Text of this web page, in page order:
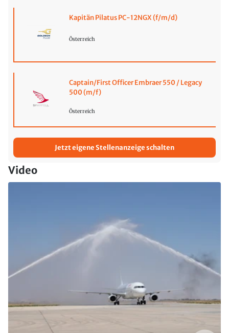
Kapitän Pilatus PC-12NGX (f/m/d)
Österreich
Captain/First Officer Embraer 550 / Legacy
500 (m/f)
Österreich
Jetzt eigene Stellenanzeige schalten
Video